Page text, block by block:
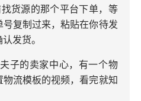
货源的那个平台下单，等
号复制过来，粘贴在你待发
发货。
子的卖家中心，有一个物
流模板的视频，看完就知